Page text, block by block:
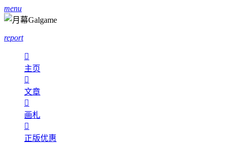
menu
report

主页

文章

画札

正版优惠